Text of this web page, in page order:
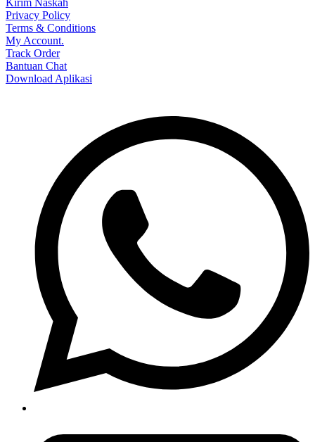
Privacy Policy
Terms & Conditions
My Account.
Track Order
Bantuan Chat
Download Aplikasi